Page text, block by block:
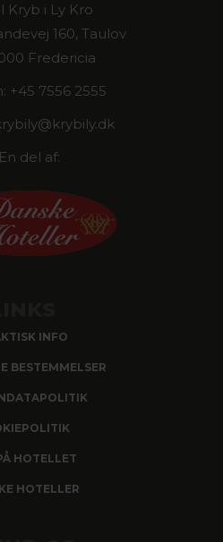
Kryb i Ly Kro
160, Taulov
Fredericia
+45 7556 2555
En del af:
INFO
BESTEMMELSER
HOTELLET
HOTELLER